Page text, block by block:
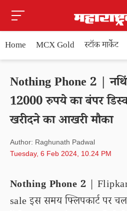
Home MCX Gold स्टॉक मार्केट
Nothing Phone 2 |
12000 रुपये का बंपर
खरीदने का आखरी मौका
Author: Raghunath Padwal
Tuesday, 6 Feb 2024, 10.24 PM
Nothing Phone 2 |
sale इस समय फ्लिपकार्ट पर